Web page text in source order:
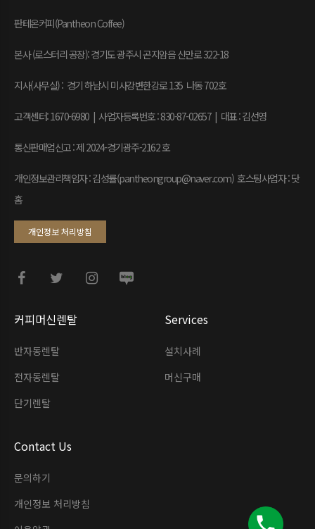
커피머신렌탈
반자동렌탈
전자동렌탈
단기렌탈
Services
설치사례
머신구매
Contact Us
문의하기
개인정보 처리방침
판테온커피(Pantheon Coffee)
본사 (로스터리 공장): 경기도 광주시 곤지암읍 신만로 322-18
지사(사무실) : 경기 하남시 미사강변한강로 135 나동 702호
고객센터: 1670-6980 | 사업자등록번호 : 830-87-02657 | 대표 : 김선영
통신판매업신고 : 제 2024-경기광주-2162 호
개인정보관리책임자 : 김성률(pantheongroup@naver.com) 호스팅사업자 : 닷
홈
개인정보 처리방침